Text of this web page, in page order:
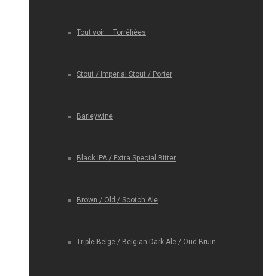
Tout voir – Torréfiées
Stout / Imperial Stout / Porter
Barleywine
Black IPA / Extra Special Bitter
Brown / Old / Scotch Ale
Triple Belge / Belgian Dark Ale / Oud Bruin